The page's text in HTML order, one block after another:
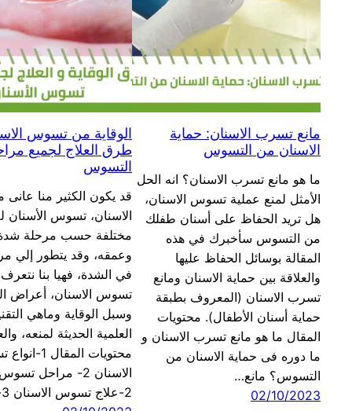
مانع تسرب الاسنان: حماية
الاسنان من التسوس
ما هو مانع تسرب الاسنان؟ انه الحل
الأمثل لمنع عملية تسوس الاسنان،
هل تريد الحفاظ على أسنان طفلك
من التسوس سأخبرك في هذه
المقالة بوسائل الحفاظ عليها
والعلاقة بين حماية الاسنان ومانع
تسرب الاسنان (المعروف بطبقة
حماية أسنان الأطفال). محتويات
المقال ما هو مانع تسرب الاسنان و
ما دوره فى حماية الاسنان من
التسوس؟ مانع…
02/10/2023
الوقاية من تسوس
طرق العلاج لجميع
التسوس
قد يكون الكثير منا
الاسنان، تسوس الأسنان
مختلفة حسب مرحلة
وعمقه، وقد يتطور إلي
في الشدة، فهيا بنا
تسوس الاسنان، أعراض
وسبل الوقاية وماهي
العلمية الحديثة لمنعه،
محتويات المقال
الاسنان 2- مراحل
2-علاج تسوس الاسنان 3-الوقاية…